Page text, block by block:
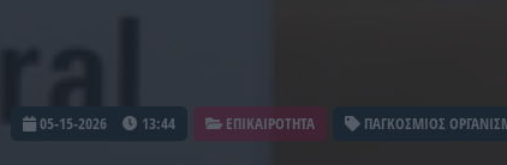
05-15-2026 13:44 ΕΠΙΚΑΙΡΟΤΗΤΑ ΠΑΓΚΟΣΜΙΟΣ